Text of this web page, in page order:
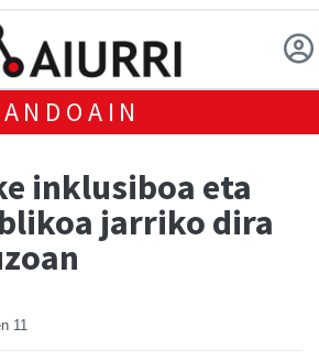
ANDOAIN
inklusiboa eta
jarriko dira
11